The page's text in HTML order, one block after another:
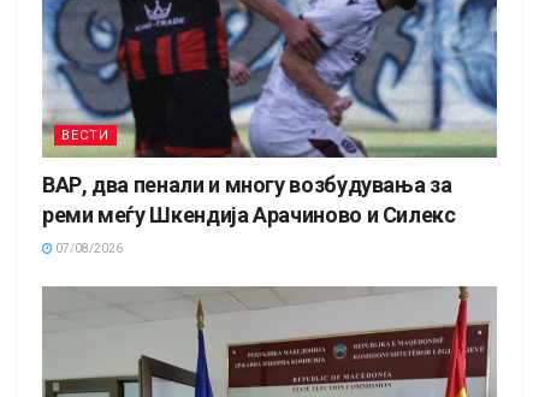
ВЕСТИ
ВАР, два пенали и многу возбудувања за
реми меѓу Шкендија Арачиново и Силекс
07/08/2026